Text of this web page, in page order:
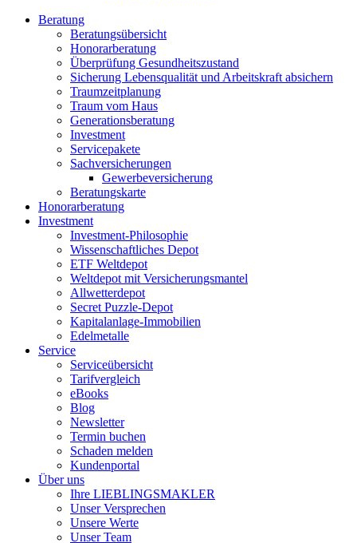
Beratung
Beratungsübersicht
Honorarberatung
Überprüfung Gesundheitszustand
Sicherung Lebensqualität und Arbeitskraft absichern
Traumzeitplanung
Traum vom Haus
Generationsberatung
Investment
Servicepakete
Sachversicherungen
Gewerbeversicherung
Beratungskarte
Honorarberatung
Investment
Investment-Philosophie
Wissenschaftliches Depot
ETF Weltdepot
Weltdepot mit Versicherungsmantel
Allwetterdepot
Secret Puzzle-Depot
Kapitalanlage-Immobilien
Edelmetalle
Service
Serviceübersicht
Tarifvergleich
eBooks
Blog
Newsletter
Termin buchen
Schaden melden
Kundenportal
Über uns
Ihre LIEBLINGSMAKLER
Unser Versprechen
Unsere Werte
Unser Team